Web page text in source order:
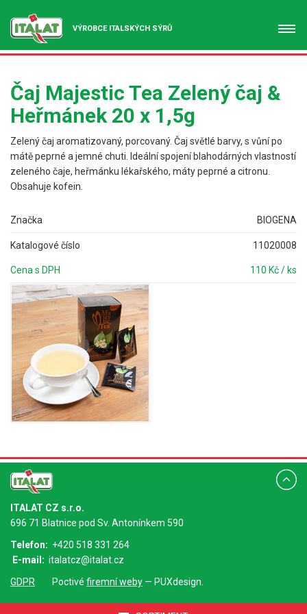
VÝROBCE ITALSKÝCH SÝRŮ
Čaj Majestic Tea Zelený čaj &
Heřmánek 20 x 1,5g
Zelený čaj aromatizovaný, porcovaný. Čaj světlé barvy, s vůní po
mátě peprné a jemné chuti. Ideální spojení blahodárných vlastností
zeleného čaje, heřmánku lékařského, máty peprné a citronu.
Obsahuje kofein.
Značka BIOGENA
Katalogové číslo 11020008
Cena s DPH 110 Kč / ks
ITALAT CZ s.r.o.
696 71 Blatnice pod Sv. Antonínkem 590
Telefon: +420 518 331 264
E-mail: italatcz@italat.cz
GDPR
Poctivé firemní weby — PUXdesign.